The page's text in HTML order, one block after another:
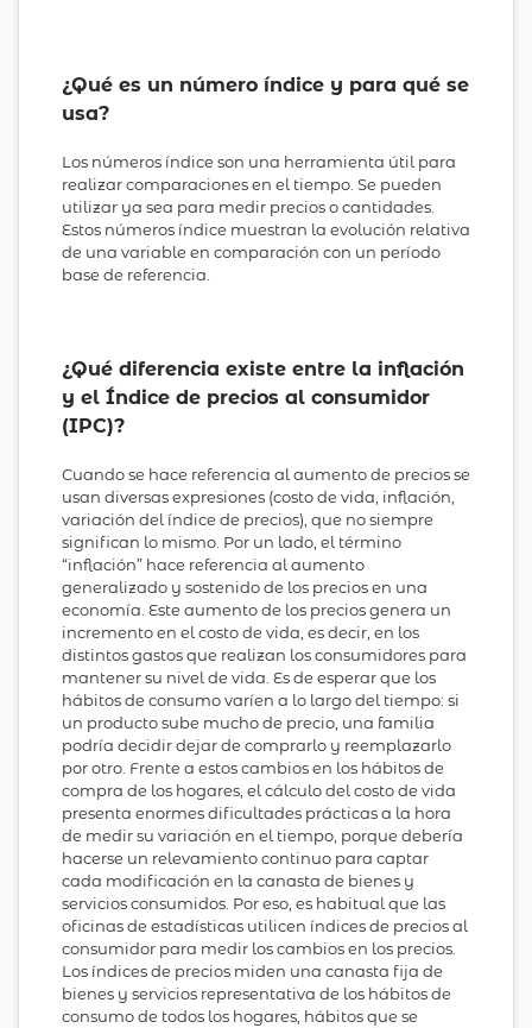
¿Qué es un número índice y para qué se
usa?
Los números índice son una herramienta útil para
realizar comparaciones en el tiempo. Se pueden
utilizar ya sea para medir precios o cantidades.
Estos números índice muestran la evolución relativa
de una variable en comparación con un período
base de referencia.
¿Qué diferencia existe entre la inflación
y el Índice de precios al consumidor
(IPC)?
Cuando se hace referencia al aumento de precios se
usan diversas expresiones (costo de vida, inflación,
variación del índice de precios), que no siempre
significan lo mismo. Por un lado, el término
“inflación” hace referencia al aumento
generalizado y sostenido de los precios en una
economía. Este aumento de los precios genera un
incremento en el costo de vida, es decir, en los
distintos gastos que realizan los consumidores para
mantener su nivel de vida. Es de esperar que los
hábitos de consumo varíen a lo largo del tiempo: si
un producto sube mucho de precio, una familia
podría decidir dejar de comprarlo y reemplazarlo
por otro. Frente a estos cambios en los hábitos de
compra de los hogares, el cálculo del costo de vida
presenta enormes dificultades prácticas a la hora
de medir su variación en el tiempo, porque debería
hacerse un relevamiento continuo para captar
cada modificación en la canasta de bienes y
servicios consumidos. Por eso, es habitual que las
oficinas de estadísticas utilicen índices de precios al
consumidor para medir los cambios en los precios.
Los índices de precios miden una canasta fija de
bienes y servicios representativa de los hábitos de
consumo de todos los hogares, hábitos que se